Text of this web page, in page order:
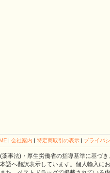
| 会社案内 | 特定商取引の表示 | プライバ
事法)・厚生労働省の指導基準に基づ
語へ翻訳表示しています。個人輸入